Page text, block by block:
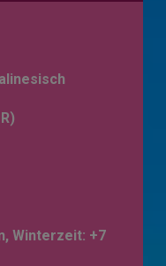
Winterzeit: +7